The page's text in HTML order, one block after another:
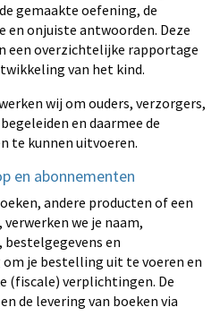
gemaakte oefening, de
onjuiste antwoorden. Deze
een overzichtelijke rapportage
van het kind.
wij om ouders, verzorgers,
en daarmee de
te kunnen uitvoeren.
en abonnementen
andere producten of een
we je naam,
bestelgegevens en
je bestelling uit te voeren en
(fiscale) verplichtingen. De
de levering van boeken via